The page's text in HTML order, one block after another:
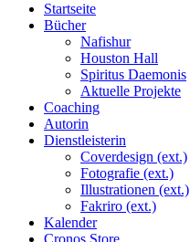
Startseite
Bücher
Nafishur
Houston Hall
Spiritus Daemonis
Aktuelle Projekte
Coaching
Autorin
Dienstleisterin
Coverdesign (ext.)
Fotografie (ext.)
Illustrationen (ext.)
Fakriro (ext.)
Kalender
Cronos Store